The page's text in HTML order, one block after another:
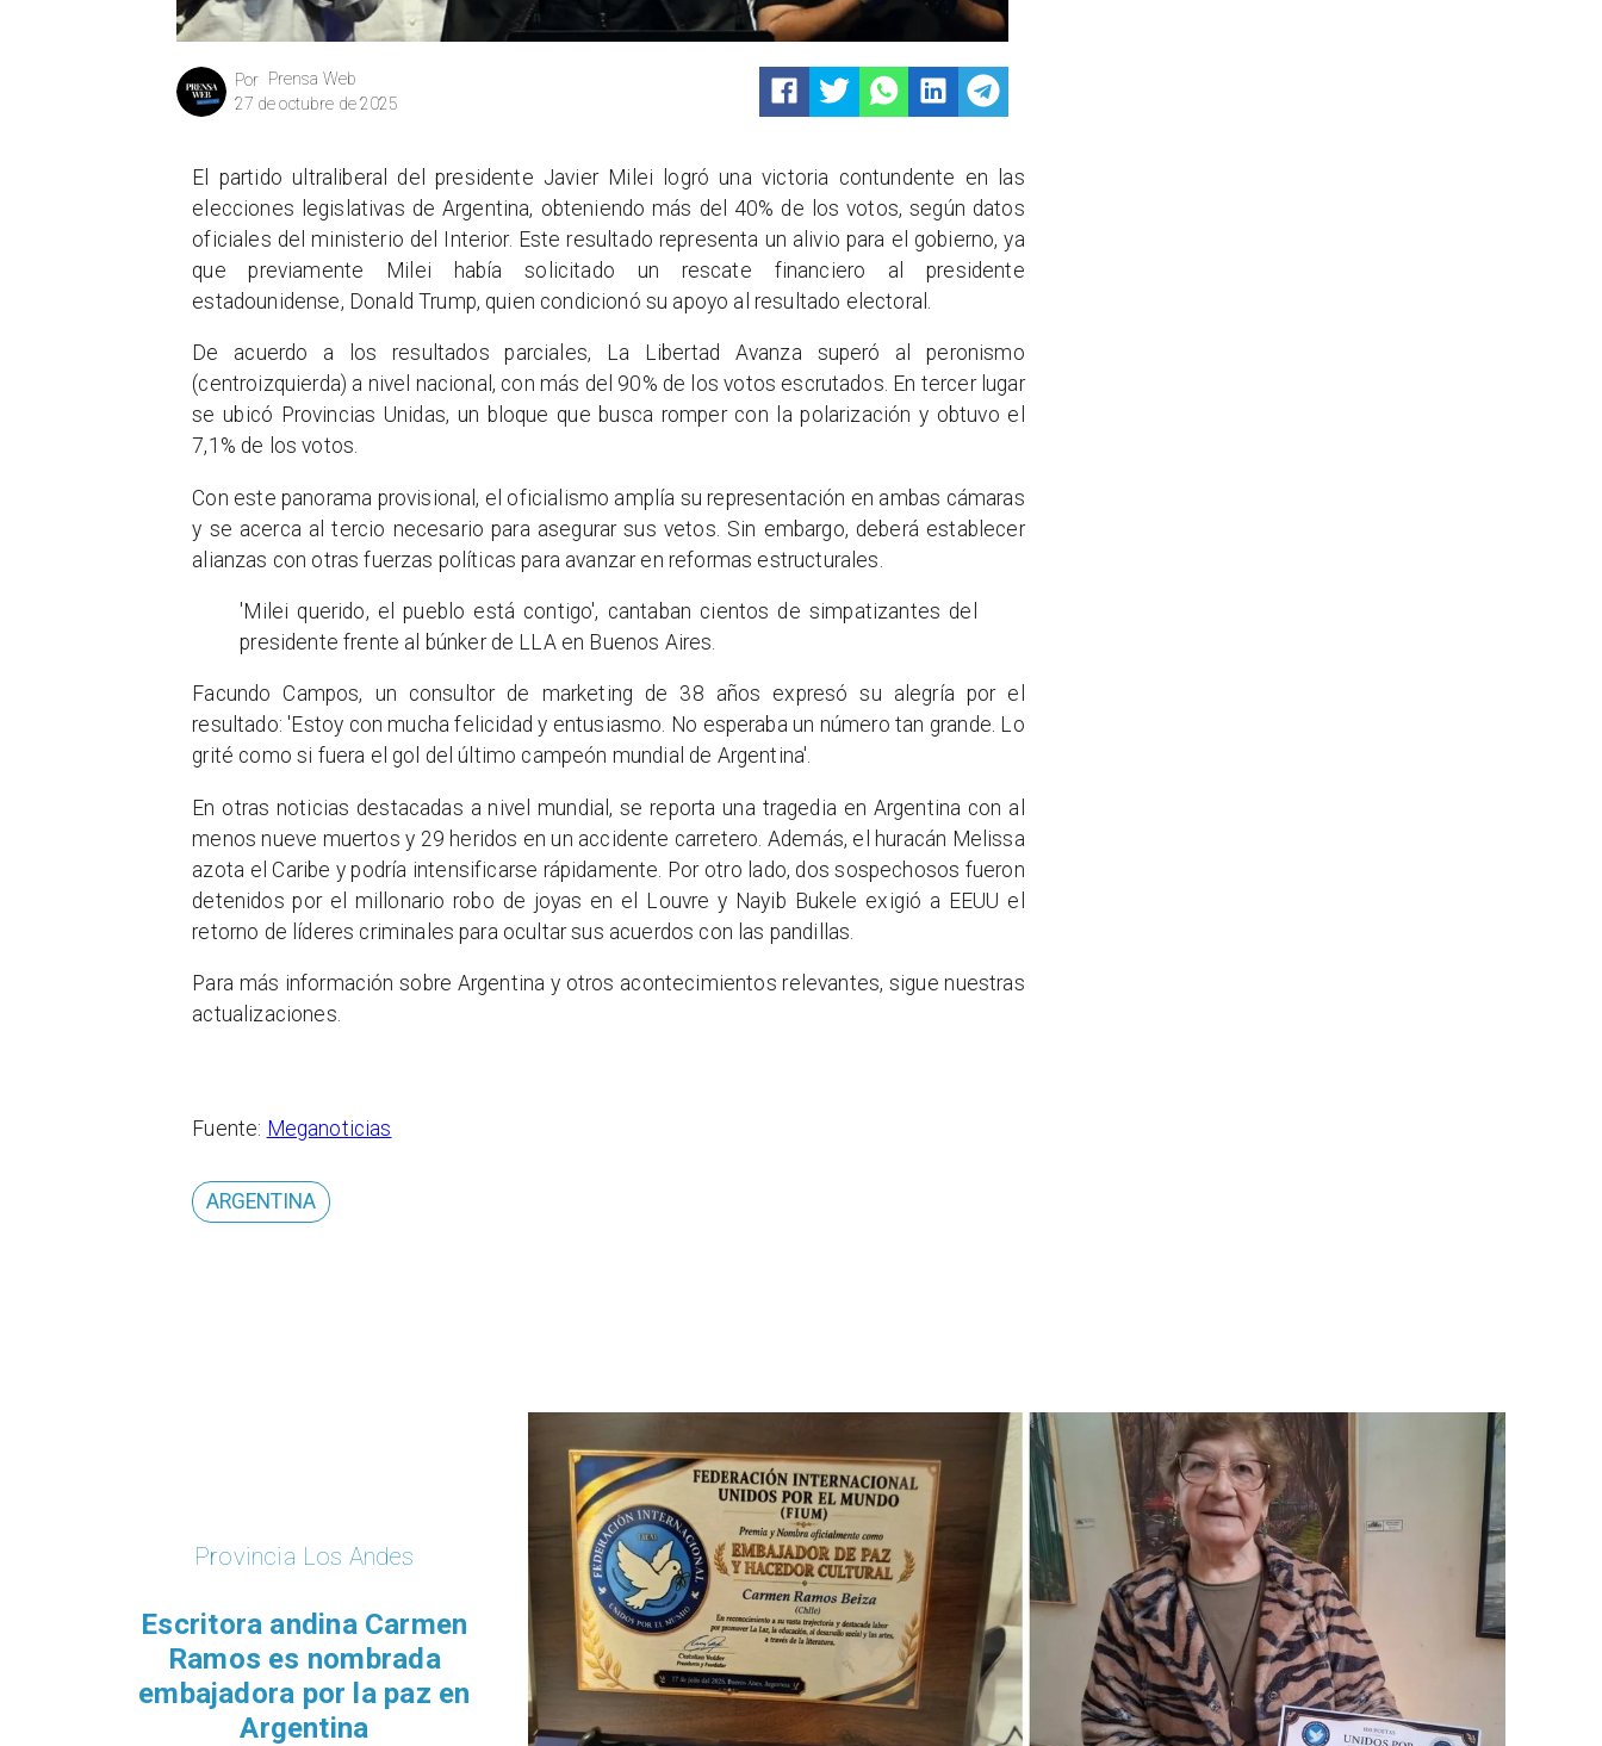
Prensa Web
Por
27 de octubre de 2025
El partido ultraliberal del presidente Javier Milei logró una victoria contundente en las
elecciones legislativas de Argentina, obteniendo más del 40% de los votos, según datos
oficiales del ministerio del Interior. Este resultado representa un alivio para el gobierno, ya
que previamente Milei había solicitado un rescate financiero al presidente
estadounidense, Donald Trump, quien condicionó su apoyo al resultado electoral.
De acuerdo a los resultados parciales, La Libertad Avanza superó al peronismo
(centroizquierda) a nivel nacional, con más del 90% de los votos escrutados. En tercer lugar
se ubicó Provincias Unidas, un bloque que busca romper con la polarización y obtuvo el
7,1% de los votos.
Con este panorama provisional, el oficialismo amplía su representación en ambas cámaras
y se acerca al tercio necesario para asegurar sus vetos. Sin embargo, deberá establecer
alianzas con otras fuerzas políticas para avanzar en reformas estructurales.
'Milei querido, el pueblo está contigo', cantaban cientos de simpatizantes del
presidente frente al búnker de LLA en Buenos Aires.
Facundo Campos, un consultor de marketing de 38 años expresó su alegría por el
resultado: 'Estoy con mucha felicidad y entusiasmo. No esperaba un número tan grande. Lo
grité como si fuera el gol del último campeón mundial de Argentina'.
En otras noticias destacadas a nivel mundial, se reporta una tragedia en Argentina con al
menos nueve muertos y 29 heridos en un accidente carretero. Además, el huracán Melissa
azota el Caribe y podría intensificarse rápidamente. Por otro lado, dos sospechosos fueron
detenidos por el millonario robo de joyas en el Louvre y Nayib Bukele exigió a EEUU el
retorno de líderes criminales para ocultar sus acuerdos con las pandillas.
Para más información sobre Argentina y otros acontecimientos relevantes, sigue nuestras
actualizaciones.
Fuente: Meganoticias
ARGENTINA
Provincia Los Andes
Escritora andina Carmen
Ramos es nombrada
embajadora por la paz en
Argentina